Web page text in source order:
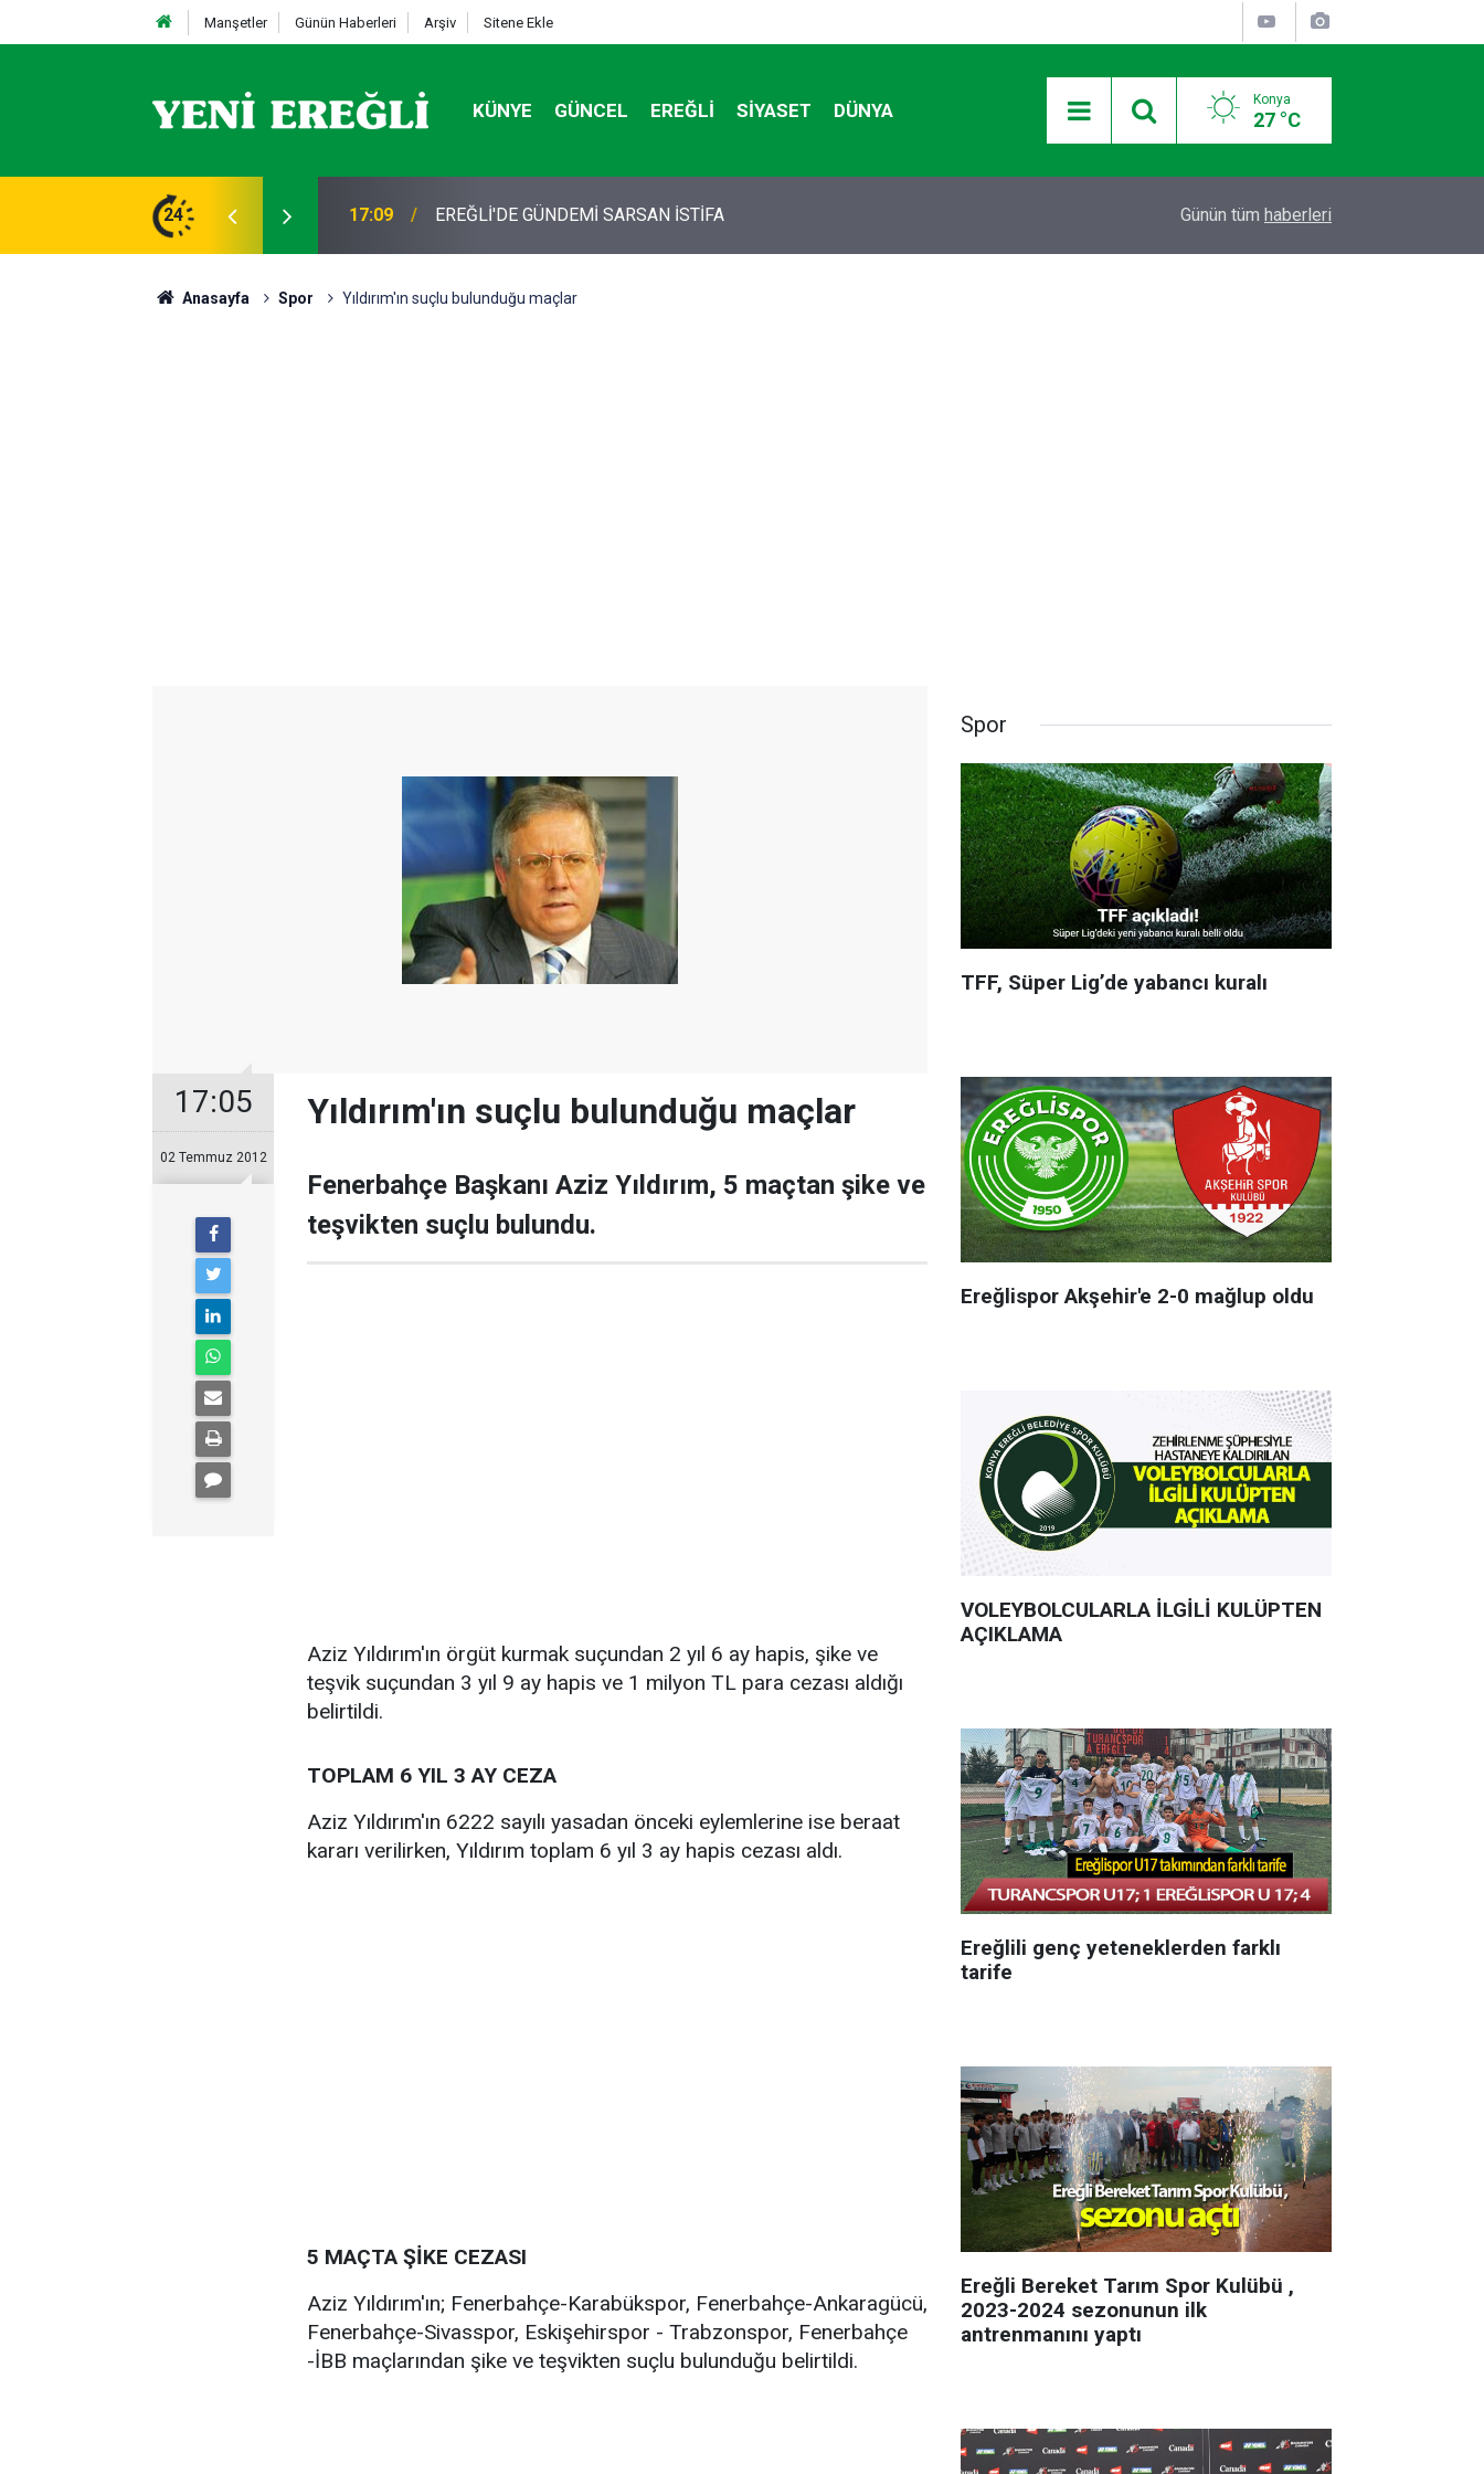
Manşetler Günün Haberleri Arşiv Sitene Ekle
KÜNYE GÜNCEL EREĞLI SIYASET DÜNYA Konya
27 °C
24 13:19 Takla atan otomobildeki Bedirhan öldü, 3 kişi yaralandı Otomobilde silahla başlarından vurulan 2
Günün tüm haberleri
Anasayfa Spor Yıldırım'ın suçlu bulunduğu maçlar
17:05
02 Temmuz 2012
Yıldırım'ın suçlu bulunduğu maçlar
Fenerbahçe Başkanı Aziz Yıldırım, 5 maçtan şike ve
teşvikten suçlu bulundu.
Aziz Yıldırım'ın örgüt kurmak suçundan 2 yıl 6 ay hapis, şike ve
teşvik suçundan 3 yıl 9 ay hapis ve 1 milyon TL para cezası aldığı
belirtildi.
TOPLAM 6 YIL 3 AY CEZA
Aziz Yıldırım'ın 6222 sayılı yasadan önceki eylemlerine ise beraat
kararı verilirken, Yıldırım toplam 6 yıl 3 ay hapis cezası aldı.
5 MAÇTA ŞİKE CEZASI
Aziz Yıldırım'ın; Fenerbahçe-Karabükspor, Fenerbahçe-Ankaragücü,
Fenerbahçe-Sivasspor, Eskişehirspor - Trabzonspor, Fenerbahçe
-İBB maçlarından şike ve teşvikten suçlu bulunduğu belirtildi.
Spor
TFF, Süper Lig’de yabancı kuralı
Ereğlispor Akşehir'e 2-0 mağlup oldu
VOLEYBOLCULARLA İLGİLİ KULÜPTEN
AÇIKLAMA
Ereğlili genç yeteneklerden farklı
tarife
Ereğli Bereket Tarım Spor Kulübü ,
2023-2024 sezonunun ilk
antrenmanını yaptı